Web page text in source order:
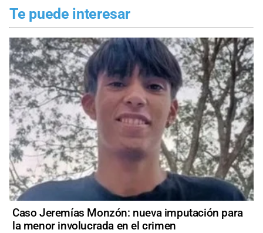
Te puede interesar
Caso Jeremías Monzón: nueva imputación para
la menor involucrada en el crimen